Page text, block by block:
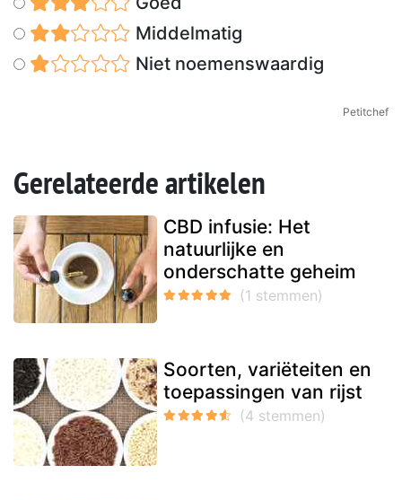
Middelmatig
Niet noemenswaardig
Petitchef
Gerelateerde artikelen
CBD infusie: Het
natuurlijke en
onderschatte geheim
Soorten, variëteiten en
toepassingen van rijst